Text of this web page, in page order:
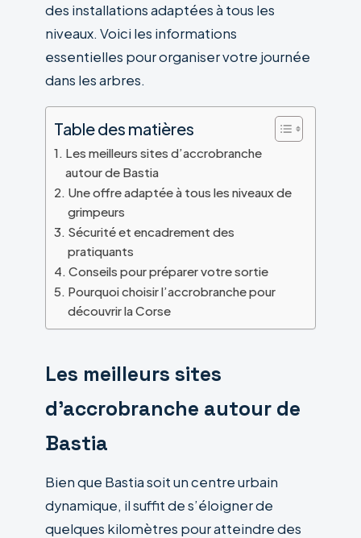
des installations adaptées à tous les
niveaux. Voici les informations
essentielles pour organiser votre journée
dans les arbres.
Table des matières
Les meilleurs sites d’accrobranche
autour de Bastia
Une offre adaptée à tous les niveaux de
grimpeurs
Sécurité et encadrement des
pratiquants
Conseils pour préparer votre sortie
Pourquoi choisir l’accrobranche pour
découvrir la Corse
Les meilleurs sites
d’accrobranche autour de
Bastia
Bien que Bastia soit un centre urbain
dynamique, il suffit de s’éloigner de
quelques kilomètres pour atteindre des